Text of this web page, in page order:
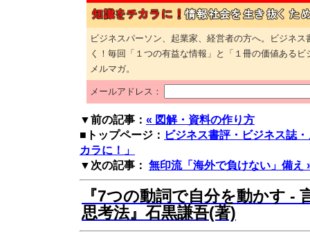
ビジネスパーソン、起業家、経営者の方へ。ビジネ
く！毎回「１つの有益な情報」と「１冊の価値ある
メルマガ。
メールアドレス：
▼前の記事： « 図解・資料の作り方
■トップページ： ビジネス書評・ビジネス誌
カラに！」
▼次の記事： 無印流「海外で負けない」備え
『7つの動詞で自分を動かす -
思考法』石黒謙吾(著)